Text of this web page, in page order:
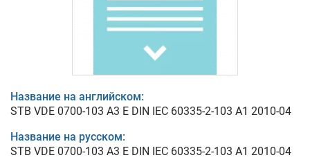
Название на английском:
STB VDE 0700-103 A3 E DIN IEC 60335-2-103 A1 2010-04
Название на русском:
STB VDE 0700-103 A3 E DIN IEC 60335-2-103 A1 2010-04